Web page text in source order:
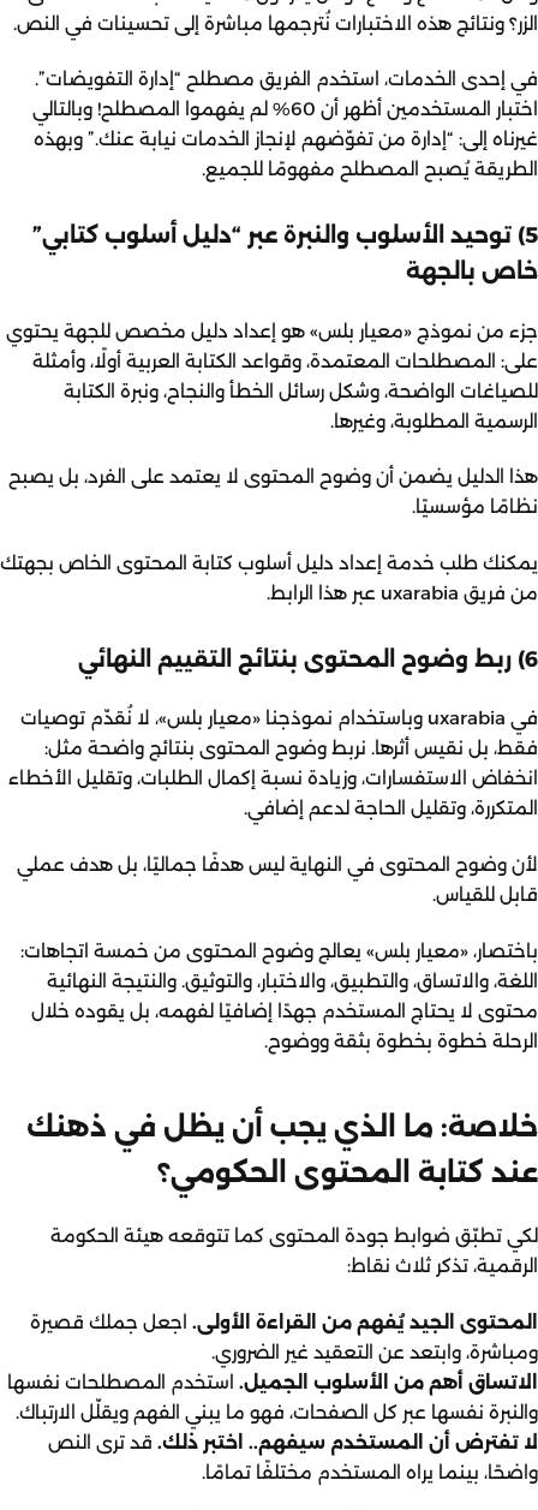
الزر؟ ونتائج هذه الاختبارات نُترجمها مباشرة إلى تحسينات في النص.
في إحدى الخدمات، استخدم الفريق مصطلح “إدارة التفويضات”.
اختبار المستخدمين أظهر أن 60% لم يفهموا المصطلح! وبالتالي
غيرناه إلى: “إدارة من تفوّضهم لإنجاز الخدمات نيابة عنك.” وبهذه
الطريقة يُصبح المصطلح مفهومًا للجميع.
5) توحيد الأسلوب والنبرة عبر “دليل أسلوب كتابي”
خاص بالجهة
جزء من نموذج «معيار بلس» هو إعداد دليل مخصص للجهة يحتوي
على: المصطلحات المعتمدة، وقواعد الكتابة العربية أولًا، وأمثلة
للصياغات الواضحة، وشكل رسائل الخطأ والنجاح، ونبرة الكتابة
الرسمية المطلوبة، وغيرها.
هذا الدليل يضمن أن وضوح المحتوى لا يعتمد على الفرد، بل يصبح
نظامًا مؤسسيًا.
يمكنك طلب خدمة إعداد دليل أسلوب كتابة المحتوى الخاص بجهتك
من فريق uxarabia
عبر هذا الرابط.
6) ربط وضوح المحتوى بنتائج التقييم النهائي
في uxarabia وباستخدام نموذجنا «معيار بلس»، لا نُقدّم توصيات
فقط، بل نقيس أثرها. نربط وضوح المحتوى بنتائج واضحة مثل:
انخفاض الاستفسارات، وزيادة نسبة إكمال الطلبات، وتقليل الأخطاء
المتكررة، وتقليل الحاجة لدعم إضافي.
لأن وضوح المحتوى في النهاية ليس هدفًا جماليًا، بل هدف عملي
قابل للقياس.
باختصار، «معيار بلس» يعالج وضوح المحتوى من خمسة اتجاهات:
اللغة، والاتساق، والتطبيق، والاختبار، والتوثيق. والنتيجة النهائية
محتوى لا يحتاج المستخدم جهدًا إضافيًا لفهمه، بل يقوده خلال
الرحلة خطوة بخطوة بثقة ووضوح.
خلاصة: ما الذي يجب أن يظل في ذهنك
عند كتابة المحتوى الحكومي؟
لكي تطبّق ضوابط جودة المحتوى كما تتوقعه هيئة الحكومة
الرقمية، تذكر ثلاث نقاط:
المحتوى الجيد يُفهم من القراءة الأولى. اجعل جملك قصيرة
ومباشرة، وابتعد عن التعقيد غير الضروري.
الاتساق أهم من الأسلوب الجميل. استخدم المصطلحات نفسها
والنبرة نفسها عبر كل الصفحات، فهو ما يبني الفهم ويقلّل الارتباك.
لا تفترض أن المستخدم سيفهم.. اختبر ذلك. قد ترى النص
واضحًا، بينما يراه المستخدم مختلفًا تمامًا.